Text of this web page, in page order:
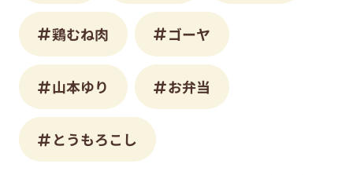
鶏むね肉 ゴーヤ
山本ゆり お弁当
とうもろこし